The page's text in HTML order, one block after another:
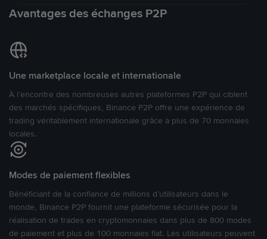
Avantages des échanges P2P
Une marketplace locale et internationale
À l’encontre des nombreuses autres plateformes P2P qui ciblent
des marchés spécifiques, Binance P2P offre une expérience de
trading véritablement internationale grâce à plus de 70 monnaies
locales.
Modes de paiement flexibles
Bénéficiant de la confiance de millions d’utilisateurs dans le
monde, Binance P2P fournit une plateforme sécurisée pour la
réalisation de trades en cryptomonnaies dans plus de 800 modes
de paiement et plus de 100 monnaies fiat. Les utilisateurs peuvent